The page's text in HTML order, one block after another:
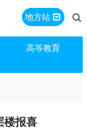
高等教育
地方站
楼报喜